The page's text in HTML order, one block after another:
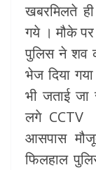
खबरमिलते
गये । मौके
पुलिस ने शव
भेज दिया
भी जताई
लगे CCTV
आसपास
फिलहाल